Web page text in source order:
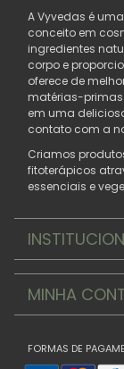
A Vyvedas é
conceito em
ingredientes
corpo e
oferece de
matérias-
em uma
contato com a
Criamos
fitoterápicos
essenciais e
MINHA
FORMAS DE